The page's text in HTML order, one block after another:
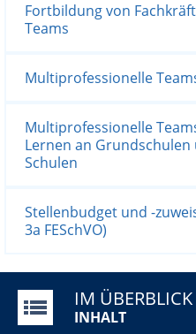
Fortbildung von
Teams
Multiprofessionelle
Multiprofessionelle
Lernen an
Schulen
Stellenbudget und -
3a FESchVO)
IM ÜBERBLICK
INHALT